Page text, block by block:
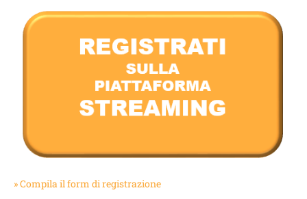
» Compila il form di registrazione